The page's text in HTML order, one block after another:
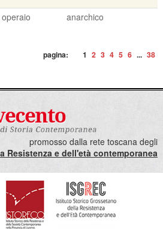
operaio anarchico
pagina: 1 2 3 4 5 6 ... 38
promosso dalla rete toscana degli
Resistenza e dell'età contemporanea